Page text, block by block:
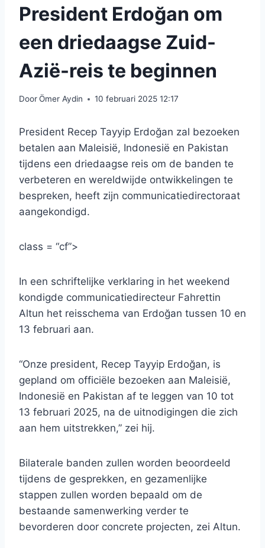
President Erdoğan om
een ​​driedaagse Zuid-
Azië-reis te beginnen
DoorÖmer Aydin 10 februari 2025 12:17
President Recep Tayyip Erdoğan zal bezoeken
betalen aan Maleisië, Indonesië en Pakistan
tijdens een driedaagse reis om de banden te
verbeteren en wereldwijde ontwikkelingen te
bespreken, heeft zijn communicatiedirectoraat
aangekondigd.
class = “cf”>
In een schriftelijke verklaring in het weekend
kondigde communicatiedirecteur Fahrettin
Altun het reisschema van Erdoğan tussen 10 en
13 februari aan.
“Onze president, Recep Tayyip Erdoğan, is
gepland om officiële bezoeken aan Maleisië,
Indonesië en Pakistan af te leggen van 10 tot
13 februari 2025, na de uitnodigingen die zich
aan hem uitstrekken,” zei hij.
Bilaterale banden zullen worden beoordeeld
tijdens de gesprekken, en gezamenlijke
stappen zullen worden bepaald om de
bestaande samenwerking verder te
bevorderen door concrete projecten, zei Altun.